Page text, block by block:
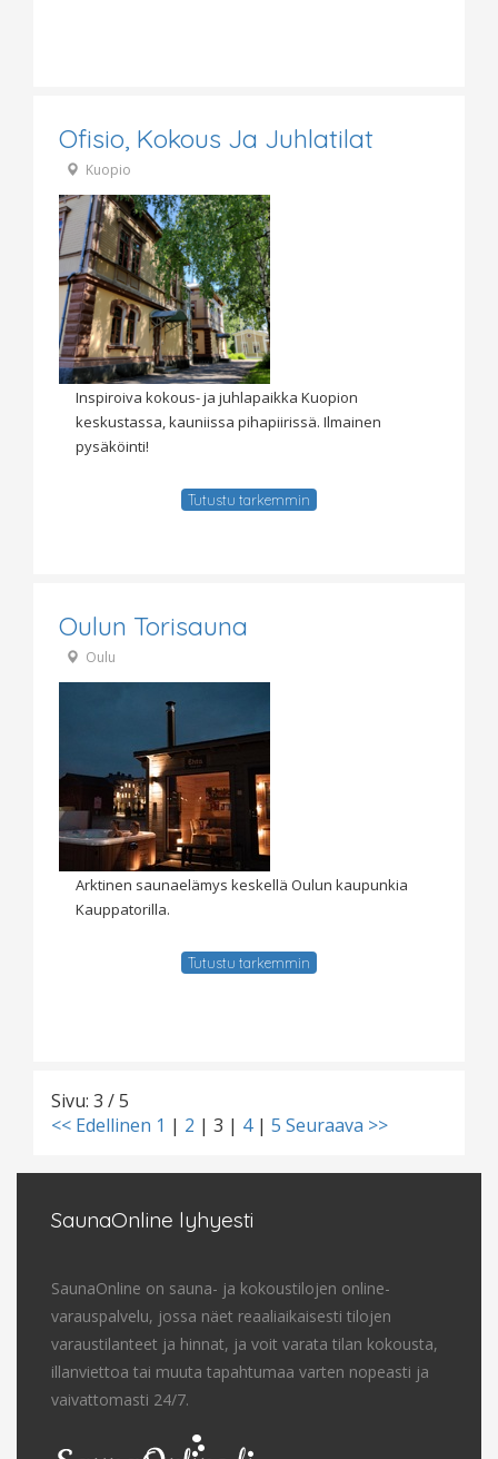
Ofisio, Kokous Ja Juhlatilat
Kuopio
Inspiroiva kokous- ja juhlapaikka Kuopion
keskustassa, kauniissa pihapiirissä. Ilmainen
pysäköinti!
Tutustu tarkemmin
Oulun Torisauna
Oulu
Arktinen saunaelämys keskellä Oulun kaupunkia
Kauppatorilla.
Tutustu tarkemmin
Sivu: 3 / 5
<< Edellinen 1 | 2 | 3 | 4| 5 Seuraava >>
SaunaOnline lyhyesti
SaunaOnline on sauna- ja kokoustilojen online-
varauspalvelu, jossa näet reaaliaikaisesti tilojen
varaustilanteet ja hinnat, ja voit varata tilan kokousta,
illanviettoa tai muuta tapahtumaa varten nopeasti ja
vaivattomasti 24/7.